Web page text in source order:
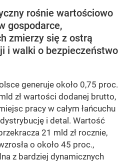
rośnie wartościowo
gospodarce,
zmierzy się z ostrą
i walki o bezpieczeństwo
generuje około 0,75 proc.
zł wartości dodanej brutto,
pracy w całym łańcuchu
i detal. Wartość
21 mld zł rocznie,
o około 45 proc.,
z bardziej dynamicznych